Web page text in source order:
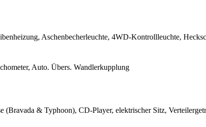
Aschenbecherleuchte, 4WD-Kontrollleuchte,
Auto. Übers. Wandlerkupplung
(Bravada & Typhoon), CD-Player, elektrischer Sitz,